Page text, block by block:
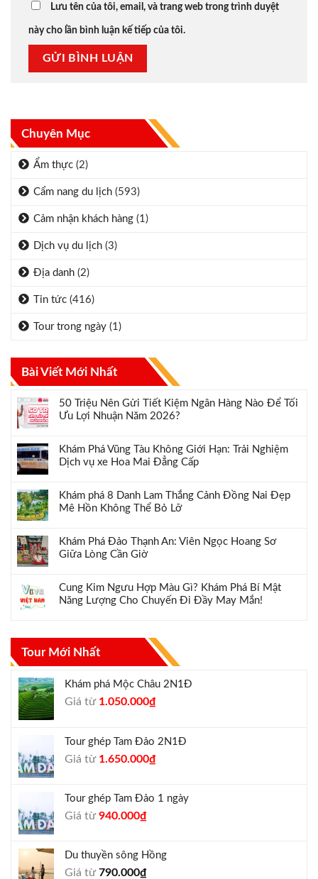
Chuyên Mục
Ẩm thực (2)
Cẩm nang du lịch (593)
Cảm nhận khách hàng (1)
Dịch vụ du lịch (3)
Địa danh (2)
Tin tức (416)
Tour trong ngày (1)
Bài Viết Mới Nhất
50 Triệu Nên Gửi Tiết Kiệm Ngân Hàng Nào Để Tối
Ưu Lợi Nhuận Năm 2026?
Khám Phá Vũng Tàu Không Giới Hạn: Trải Nghiệm
Dịch vụ xe Hoa Mai Đẳng Cấp
Khám phá 8 Danh Lam Thắng Cảnh Đồng Nai Đẹp
Mê Hồn Không Thể Bỏ Lỡ
Khám Phá Đảo Thạnh An: Viên Ngọc Hoang Sơ
Giữa Lòng Cần Giờ
Cung Kim Ngưu Hợp Màu Gì? Khám Phá Bí Mật
Năng Lượng Cho Chuyến Đi Đầy May Mắn!
Tour Mới Nhất
Khám phá Mộc Châu 2N1Đ
Giá từ Giá
1.300.000₫.
1.050.000₫Giá
là:
Tour ghép Tam Đảo 2N1Đ
Giá từ Giá
1.800.000₫.
1.650.000₫Giá
là:
Tour ghép Tam Đảo 1 ngày
Giá từGiá
1.000.000₫.
940.000₫Giá
là:
Du thuyền sông Hồng
Giá từ790.000₫
Lưu tên của tôi, email, và trang web trong trình duyệt
này cho lần bình luận kế tiếp của tôi.